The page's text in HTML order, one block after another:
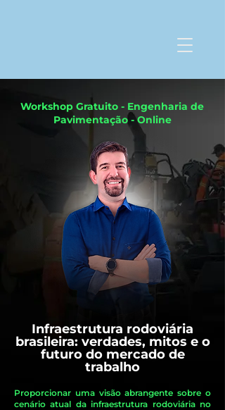
Workshop Gratuito - Engenharia de
Pavimentação - Online
Infraestrutura rodoviária
brasileira: verdades, mitos e o
futuro do mercado de
trabalho
Proporcionar uma visão abrangente sobre o
cenário atual da infraestrutura rodoviária no